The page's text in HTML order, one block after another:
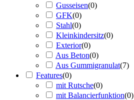
Gusseisen(0)
GFK(0)
Stahl(0)
Kleinkindersitz(0)
Exterior(0)
Aus Beton(0)
Aus Gummigranulat(7)
Features(0)
mit Rutsche(0)
mit Balancierfunktion(0)